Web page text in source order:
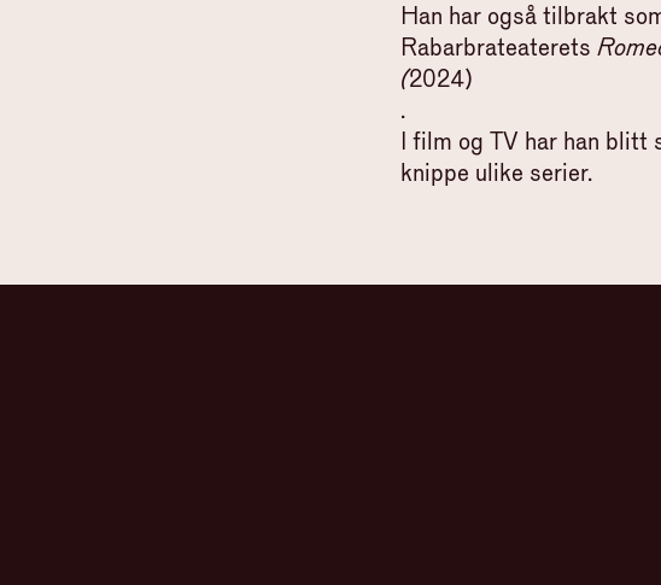
Han har også tilbrakt
Rabarbrateaterets
(2024)
.
I film og TV har han blitt
knippe ulike serier.